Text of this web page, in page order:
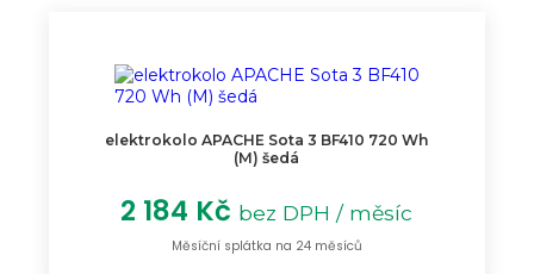
elektrokolo APACHE Sota 3 BF410 720 Wh
(M) šedá
2 184 Kč bez DPH / měsíc
Měsíční splátka na 24 měsíců